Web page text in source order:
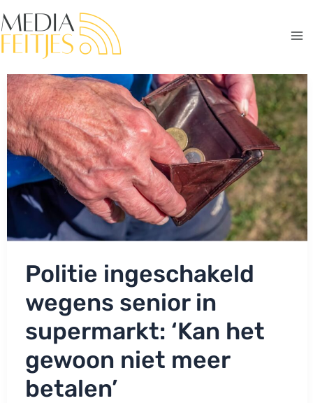
naar
de
Politie ingeschakeld
wegens senior in
supermarkt: ‘Kan het
gewoon niet meer
betalen’